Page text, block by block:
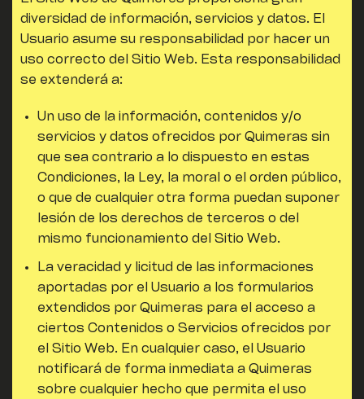
diversidad de información, servicios y datos. El
Usuario asume su responsabilidad por hacer un
uso correcto del Sitio Web. Esta responsabilidad
se extenderá a:
Un uso de la información, contenidos y/o
servicios y datos ofrecidos por Quimeras sin
que sea contrario a lo dispuesto en estas
Condiciones, la Ley, la moral o el orden público,
o que de cualquier otra forma puedan suponer
lesión de los derechos de terceros o del
mismo funcionamiento del Sitio Web.
La veracidad y licitud de las informaciones
aportadas por el Usuario a los formularios
extendidos por Quimeras para el acceso a
ciertos Contenidos o Servicios ofrecidos por
el Sitio Web. En cualquier caso, el Usuario
notificará de forma inmediata a Quimeras
sobre cualquier hecho que permita el uso